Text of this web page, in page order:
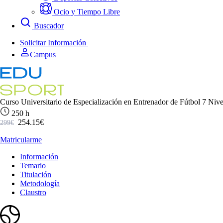
Ocio y Tiempo Libre
Buscador
Solicitar Información
Campus
Curso Universitario de Especialización en Entrenador de Fútbol 7
250 h
299€ 254.15€
Matricularme
Información
Temario
Titulación
Metodología
Claustro